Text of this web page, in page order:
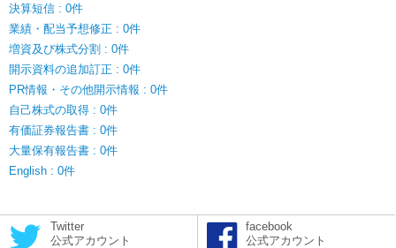
決算短信 : 0件
業績・配当予想修正 : 0件
増資及び株式分割 : 0件
開示資料の追加訂正 : 0件
PR情報・その他開示情報 : 0件
自己株式の取得 : 0件
有価証券報告書 : 0件
大量保有報告書 : 0件
English : 0件
Twitter
公式アカウント
facebook
公式アカウント